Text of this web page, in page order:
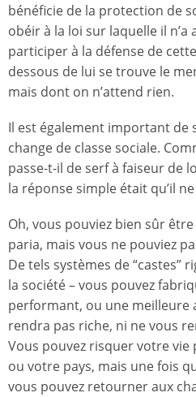
bénéficie de la protection de
obéir à la loi sur laquelle il
participer à la défense de
dessous de lui se trouve le
mais dont on n’attend rien.
Il est également important de
change de classe sociale.
passe-t-il de serf à faiseur de
la réponse simple était qu’il
Oh, vous pouviez bien sûr
paria, mais vous ne pouviez
De tels systèmes de “castes”
la société – vous pouvez
performant, ou une meilleure
rendra pas riche, ni ne vous
Vous pouvez risquer votre
ou votre pays, mais une fois
vous pouvez retourner aux